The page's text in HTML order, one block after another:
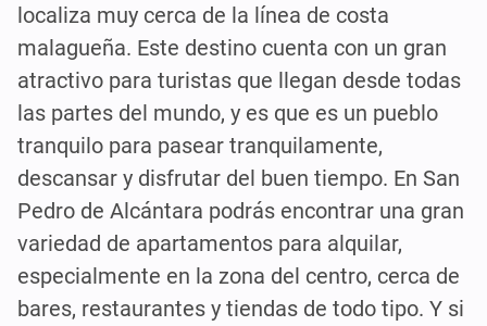
localiza muy cerca de la línea de costa
malagueña. Este destino cuenta con un gran
atractivo para turistas que llegan desde todas
las partes del mundo, y es que es un pueblo
tranquilo para pasear tranquilamente,
descansar y disfrutar del buen tiempo. En San
Pedro de Alcántara podrás encontrar una gran
variedad de apartamentos para alquilar,
especialmente en la zona del centro, cerca de
bares, restaurantes y tiendas de todo tipo. Y si